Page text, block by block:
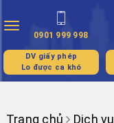
Toggle
navigation
0901 999 998
DV giấy phép
Lo được ca khó
Trang chủ Dịch vụ